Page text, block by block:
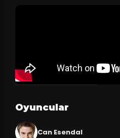
Oyuncular
Can Esendal